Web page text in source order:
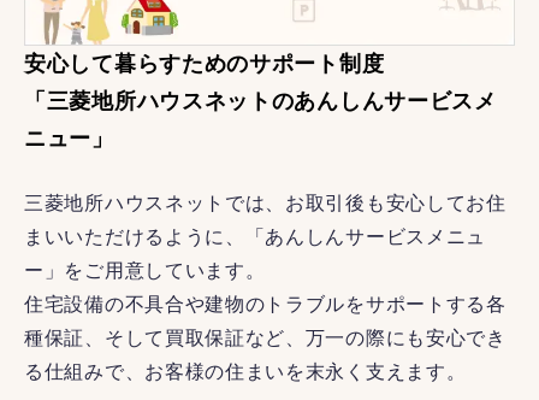
安心して暮らすためのサポート制度
「三菱地所ハウスネットのあんしんサービスメ
ニュー」
三菱地所ハウスネットでは、お取引後も安心してお住
まいいただけるように、「あんしんサービスメニュ
ー」をご用意しています。
住宅設備の不具合や建物のトラブルをサポートする各
種保証、そして買取保証など、万一の際にも安心でき
る仕組みで、お客様の住まいを末永く支えます。